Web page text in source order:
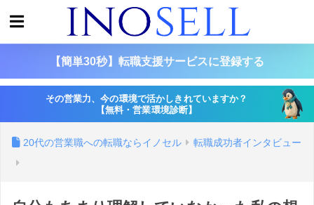
【簡単30秒】転職支援サービスに登録する
その営業力、今の環境で活かしきれていますか？
【無料・営業環境診断】
20代の営業職への転職ならイノセル 転職成功者インタビュー